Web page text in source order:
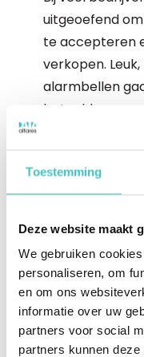
Toestemming
Deze website maakt
We gebruiken
personaliseren, om
en om ons
informatie over uw
partners voor social
partners kunnen
uitgeoefend
te accepteren
verkopen.
alarmbellen
betaald.
risico’s
maar ook
moederbedrijf
Download